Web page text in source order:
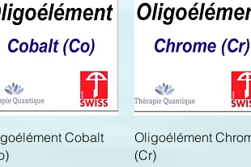
Aperçu rapide
Cobalt
Aperçu rapide
Oligoélément
(Cr)